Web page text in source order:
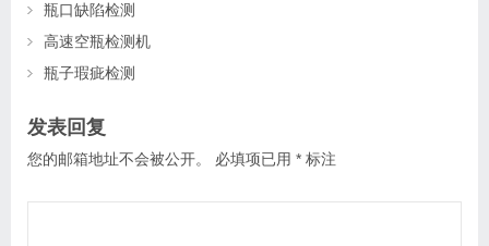
瓶口缺陷检测
高速空瓶检测机
瓶子瑕疵检测
发表回复
您的邮箱地址不会被公开。 必填项已用 * 标注